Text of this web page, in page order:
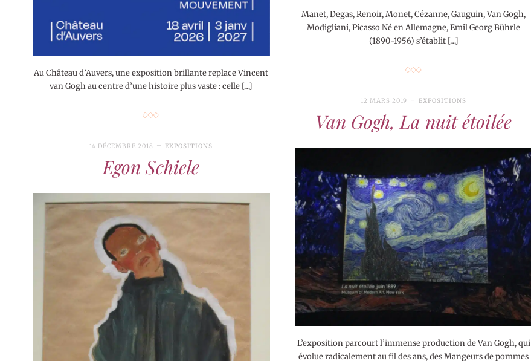
Au Château d’Auvers, une exposition brillante replace Vincent
van Gogh au centre d’une histoire plus vaste : celle […]
Manet, Degas, Renoir, Monet, Cézanne, Gauguin, Van Gogh,
Modigliani, Picasso Né en Allemagne, Emil Georg Bührle
(1890-1956) s’établit […]
12 MARS 2019 EXPOSITIONS
Van Gogh, La nuit étoilée
L’exposition parcourt l’immense production de Van Gogh, qui
évolue radicalement au fil des ans, des Mangeurs de pommes
14 DÉCEMBRE 2018 EXPOSITIONS
Egon Schiele